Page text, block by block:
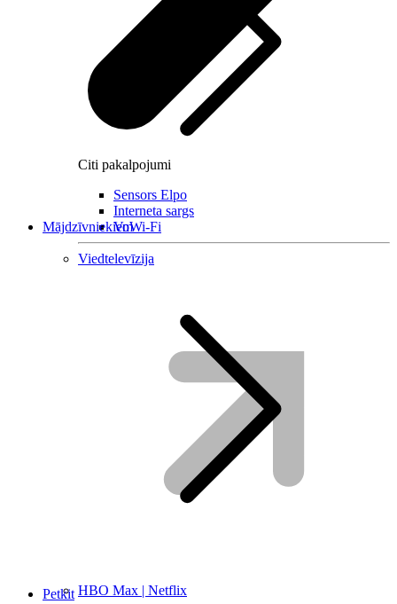
Citi pakalpojumi
Sensors Elpo
Interneta sargs
VoWi-Fi
Viedtelevīzija
HBO Max | Netflix
Mājdzīvniekiem
Petkit